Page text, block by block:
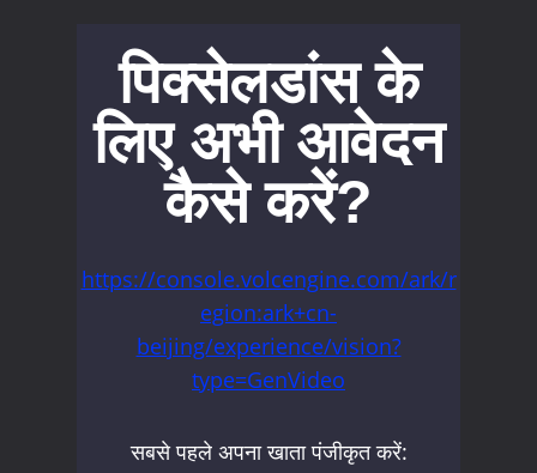
पिक्सेलडांस के
लिए अभी आवेदन
कैसे करें?
https://console.volcengine.com/ark/r
egion:ark+cn-
beijing/experience/vision?
type=GenVideo
सबसे पहले अपना खाता पंजीकृत करें: